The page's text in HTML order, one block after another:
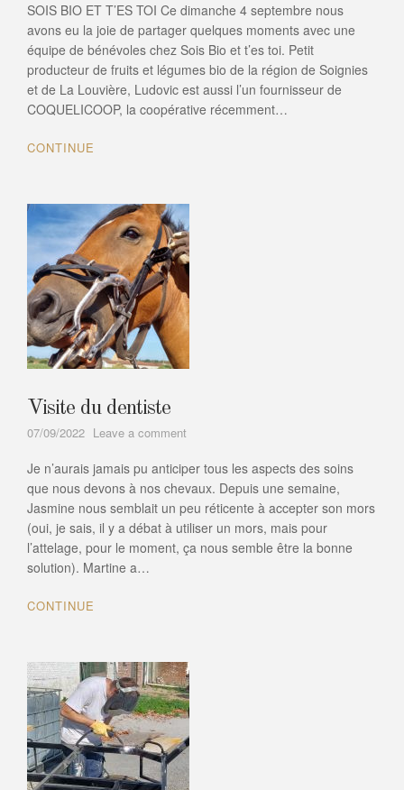
d’initiative
en
Transition
#1
SOIS BIO ET T’ES TOI Ce dimanche 4 septembre nous
avons eu la joie de partager quelques moments avec une
équipe de bénévoles chez Sois Bio et t’es toi. Petit
producteur de fruits et légumes bio de la région de Soignies
et de La Louvière, Ludovic est aussi l’un fournisseur de
COQUELICOOP, la coopérative récemment…
CONTINUE
Visite du dentiste
07/09/2022 Leave a comment
du
dentiste
Je n’aurais jamais pu anticiper tous les aspects des soins
que nous devons à nos chevaux. Depuis une semaine,
Jasmine nous semblait un peu réticente à accepter son mors
(oui, je sais, il y a débat à utiliser un mors, mais pour
l’attelage, pour le moment, ça nous semble être la bonne
solution). Martine a…
CONTINUE